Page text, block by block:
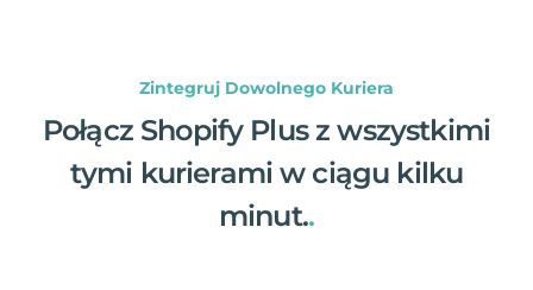
Zintegruj Dowolnego Kuriera
Połącz Shopify Plus z wszystkimi
tymi kurierami w ciągu kilku
minut..